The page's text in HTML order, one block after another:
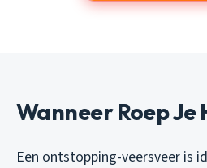
Wanneer Roep Je
Een ontstopping-veersveer is